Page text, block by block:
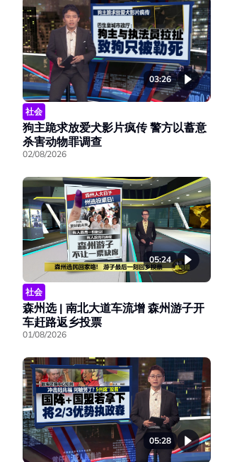
03:26
社会
狗主跪求放爱犬影片疯传 警方以蓄意
杀害动物罪调查
02/08/2026
05:24
社会
森州选 | 南北大道车流增 森州游子开
车赶路返乡投票
01/08/2026
05:28